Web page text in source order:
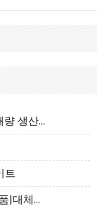
CNC Tech 국산 케이블 구성 요소 평가 및 대량 생산 적합성 가이드
트
JST 연결기- JST NSHR-02V-S 연결기 공정품|대체품 제공